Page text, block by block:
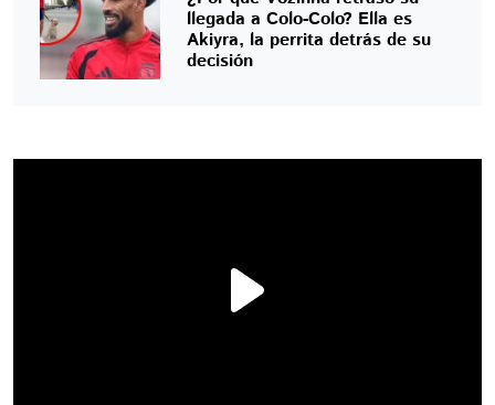
llegada a Colo-Colo? Ella es
Akiyra, la perrita detrás de su
decisión